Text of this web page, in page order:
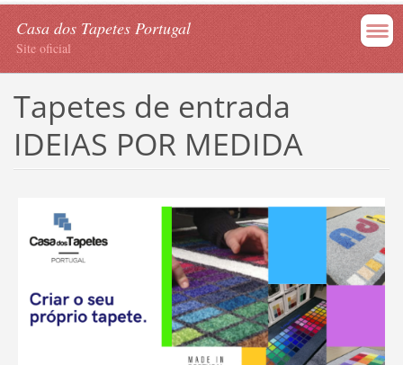
Casa dos Tapetes Portugal
Site oficial
Tapetes de entrada
IDEIAS POR MEDIDA